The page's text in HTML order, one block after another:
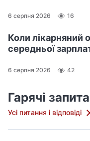
6 серпня 2026 16
Коли лікарняний
середньої
6 серпня 2026 42
Гарячі
Усі питання і відповіді